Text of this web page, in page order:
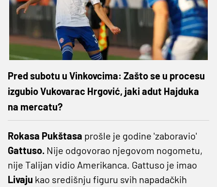
Pred subotu u Vinkovcima: Zašto se u procesu
izgubio Vukovarac Hrgović, jaki adut Hajduka
na mercatu?
Rokasa Pukštasa prošle je godine 'zaboravio'
Gattuso. Nije odgovorao njegovom nogometu,
nije Talijan vidio Amerikanca. Gattuso je imao
Livaju kao središnju figuru svih napadačkih